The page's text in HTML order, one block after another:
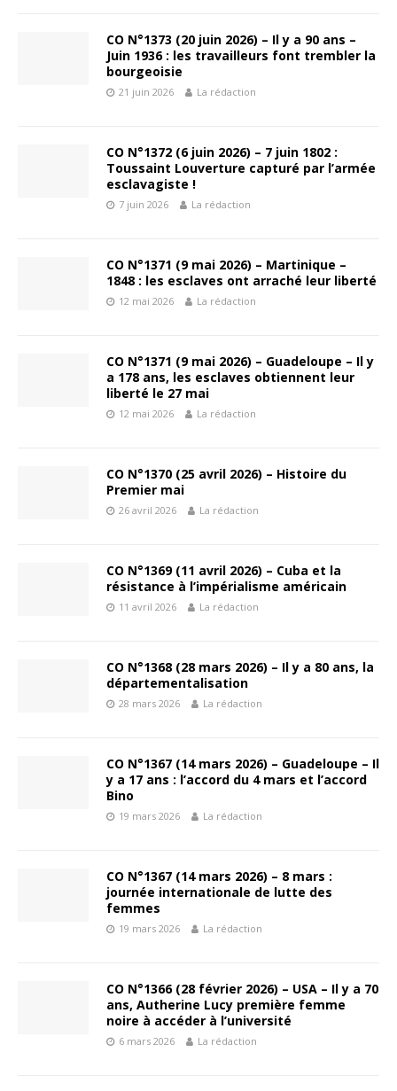
CO N°1373 (20 juin 2026) – Il y a 90 ans –
Juin 1936 : les travailleurs font trembler la
bourgeoisie
21 juin 2026 La rédaction
CO N°1372 (6 juin 2026) – 7 juin 1802 :
Toussaint Louverture capturé par l’armée
esclavagiste !
7 juin 2026 La rédaction
CO N°1371 (9 mai 2026) – Martinique –
1848 : les esclaves ont arraché leur liberté
12 mai 2026 La rédaction
CO N°1371 (9 mai 2026) – Guadeloupe – Il y
a 178 ans, les esclaves obtiennent leur
liberté le 27 mai
12 mai 2026 La rédaction
CO N°1370 (25 avril 2026) – Histoire du
Premier mai
26 avril 2026 La rédaction
CO N°1369 (11 avril 2026) – Cuba et la
résistance à l’impérialisme américain
11 avril 2026 La rédaction
CO N°1368 (28 mars 2026) – Il y a 80 ans, la
départementalisation
28 mars 2026 La rédaction
CO N°1367 (14 mars 2026) – Guadeloupe – Il
y a 17 ans : l’accord du 4 mars et l’accord
Bino
19 mars 2026 La rédaction
CO N°1367 (14 mars 2026) – 8 mars :
journée internationale de lutte des
femmes
19 mars 2026 La rédaction
CO N°1366 (28 février 2026) – USA – Il y a 70
ans, Autherine Lucy première femme
noire à accéder à l’université
6 mars 2026 La rédaction